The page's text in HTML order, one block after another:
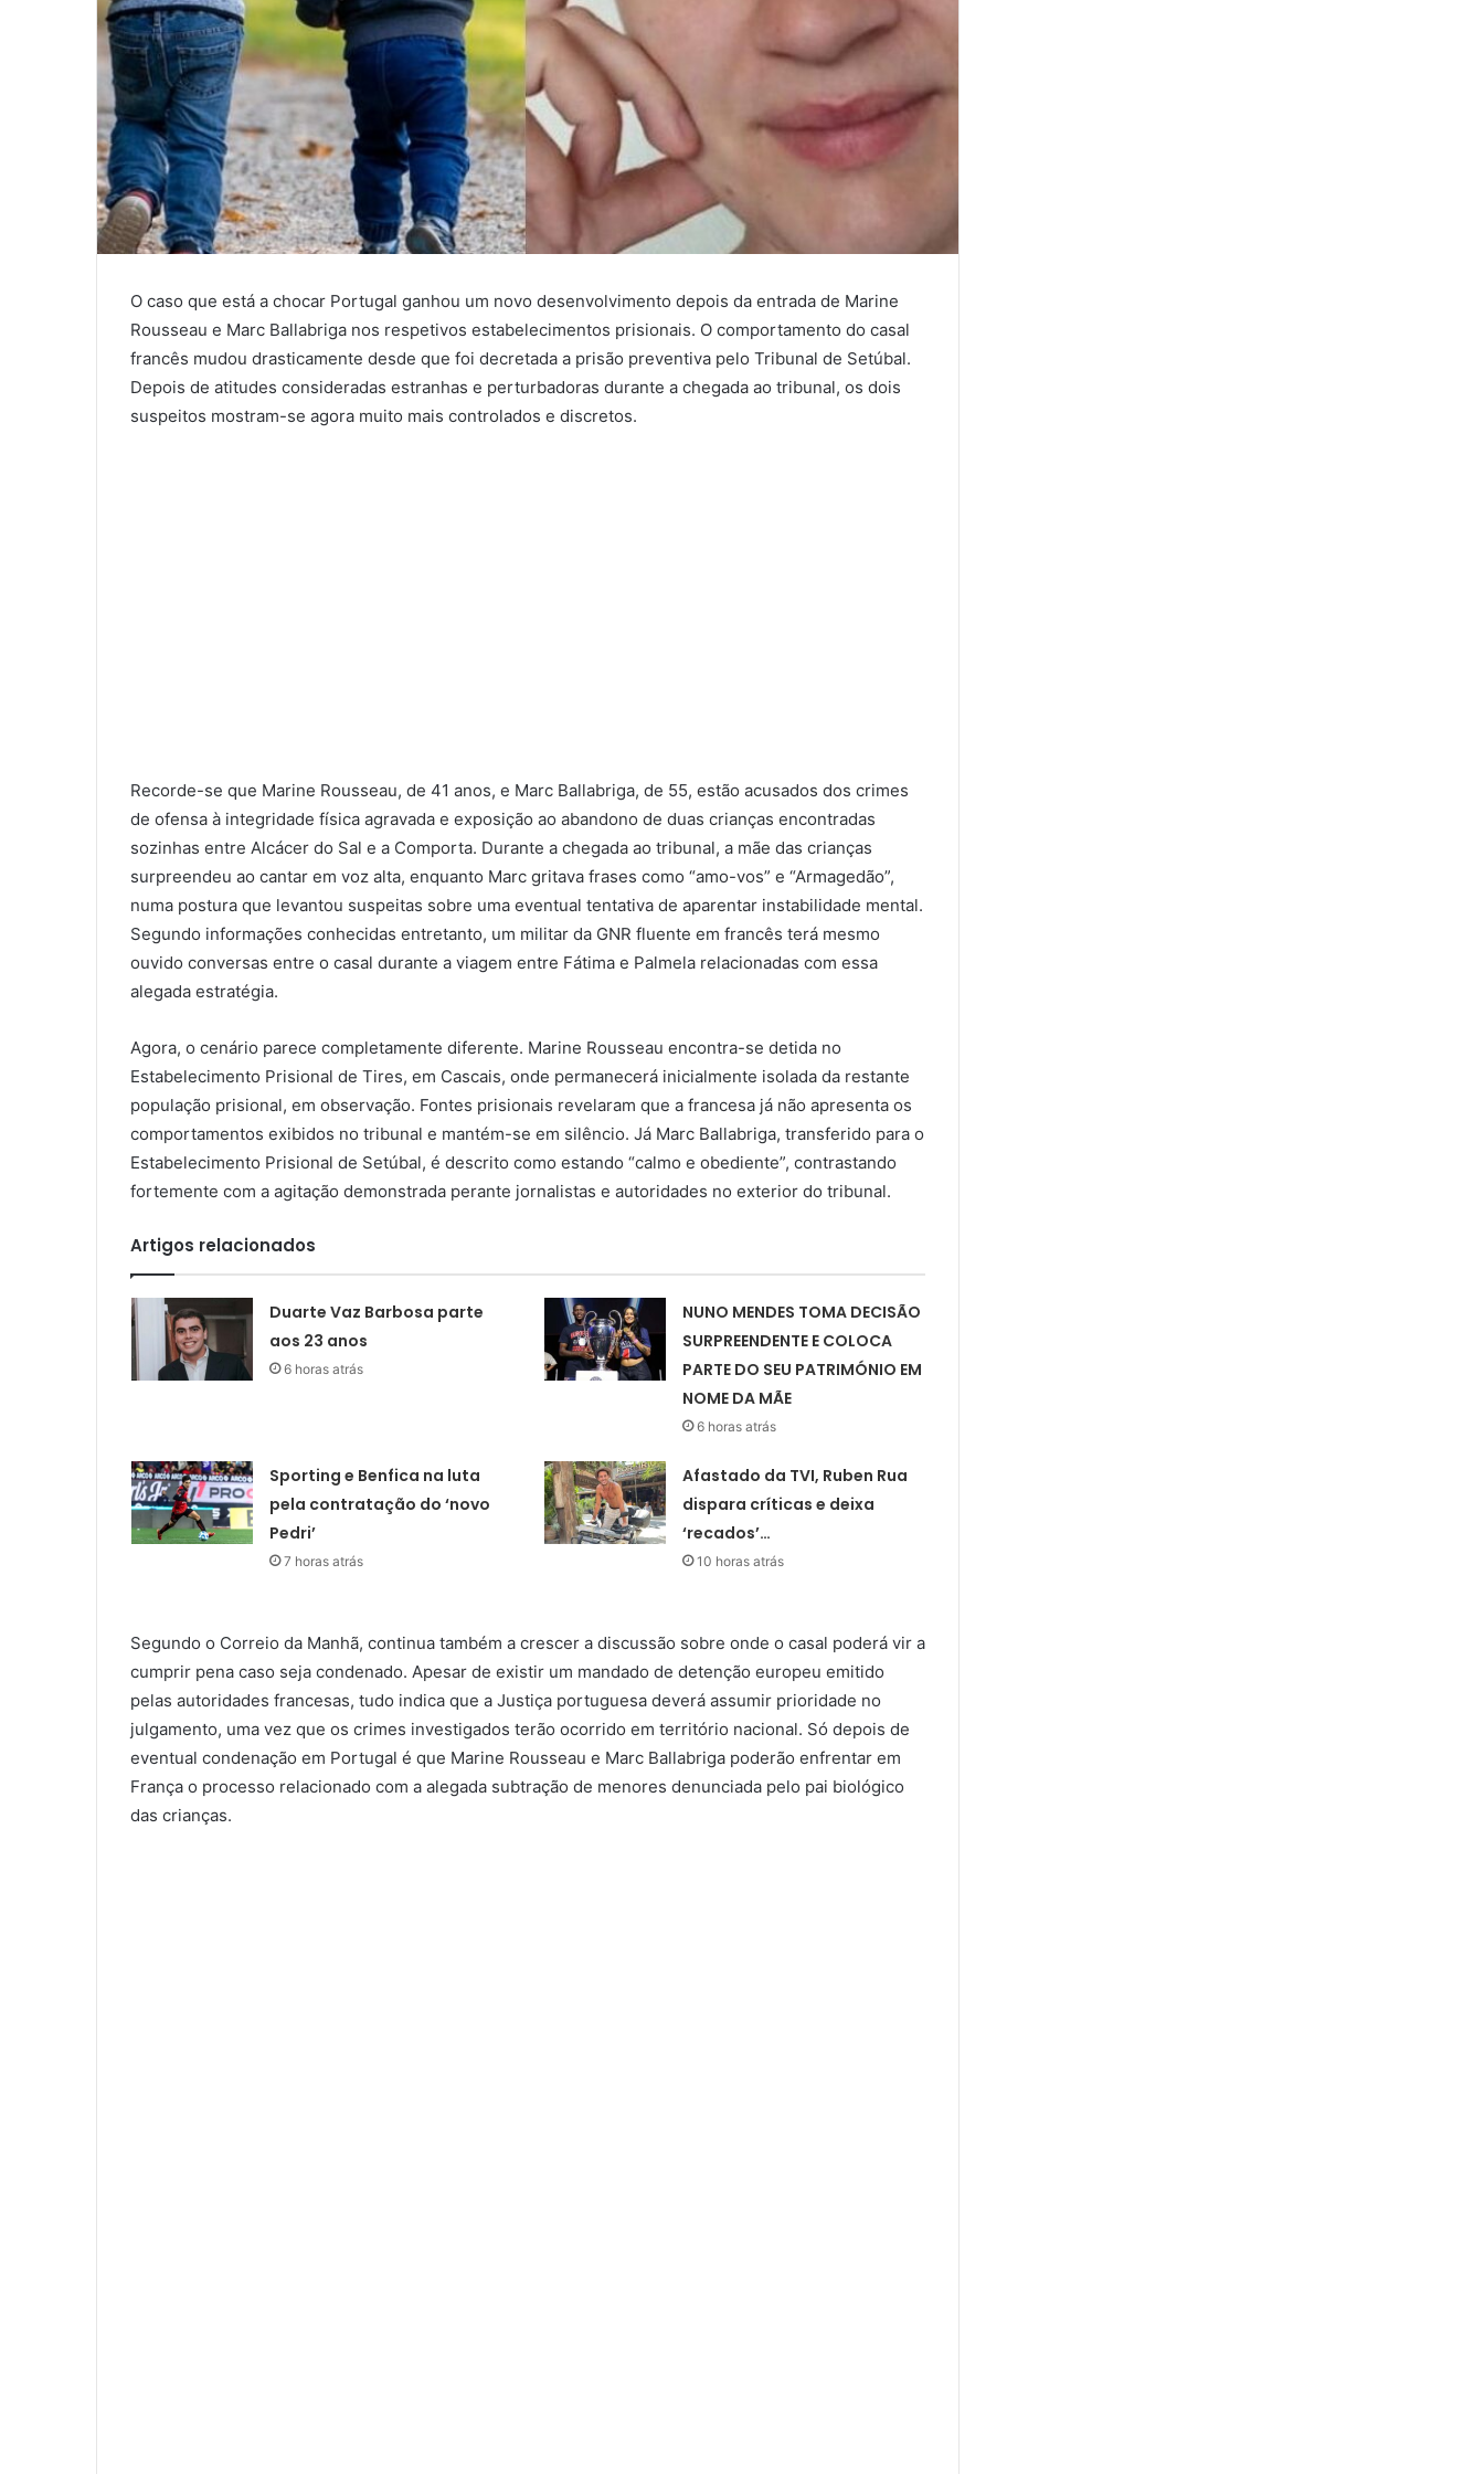
O caso que está a chocar Portugal ganhou um novo desenvolvimento depois da entrada de Marine
Rousseau e Marc Ballabriga nos respetivos estabelecimentos prisionais. O comportamento do casal
francês mudou drasticamente desde que foi decretada a prisão preventiva pelo Tribunal de Setúbal.
Depois de atitudes consideradas estranhas e perturbadoras durante a chegada ao tribunal, os dois
suspeitos mostram-se agora muito mais controlados e discretos.
Recorde-se que Marine Rousseau, de 41 anos, e Marc Ballabriga, de 55, estão acusados dos crimes
de ofensa à integridade física agravada e exposição ao abandono de duas crianças encontradas
sozinhas entre Alcácer do Sal e a Comporta. Durante a chegada ao tribunal, a mãe das crianças
surpreendeu ao cantar em voz alta, enquanto Marc gritava frases como “amo-vos” e “Armagedão”,
numa postura que levantou suspeitas sobre uma eventual tentativa de aparentar instabilidade mental.
Segundo informações conhecidas entretanto, um militar da GNR fluente em francês terá mesmo
ouvido conversas entre o casal durante a viagem entre Fátima e Palmela relacionadas com essa
alegada estratégia.
Agora, o cenário parece completamente diferente. Marine Rousseau encontra-se detida no
Estabelecimento Prisional de Tires, em Cascais, onde permanecerá inicialmente isolada da restante
população prisional, em observação. Fontes prisionais revelaram que a francesa já não apresenta os
comportamentos exibidos no tribunal e mantém-se em silêncio. Já Marc Ballabriga, transferido para o
Estabelecimento Prisional de Setúbal, é descrito como estando “calmo e obediente”, contrastando
fortemente com a agitação demonstrada perante jornalistas e autoridades no exterior do tribunal.
Artigos relacionados
Duarte Vaz Barbosa parte
aos 23 anos
6 horas atrás
NUNO MENDES TOMA DECISÃO
SURPREENDENTE E COLOCA
PARTE DO SEU PATRIMÓNIO EM
NOME DA MÃE
6 horas atrás
Sporting e Benfica na luta
pela contratação do ‘novo
Pedri’
7 horas atrás
Afastado da TVI, Ruben Rua
dispara críticas e deixa
‘recados’…
10 horas atrás
Segundo o Correio da Manhã, continua também a crescer a discussão sobre onde o casal poderá vir a
cumprir pena caso seja condenado. Apesar de existir um mandado de detenção europeu emitido
pelas autoridades francesas, tudo indica que a Justiça portuguesa deverá assumir prioridade no
julgamento, uma vez que os crimes investigados terão ocorrido em território nacional. Só depois de
eventual condenação em Portugal é que Marine Rousseau e Marc Ballabriga poderão enfrentar em
França o processo relacionado com a alegada subtração de menores denunciada pelo pai biológico
das crianças.